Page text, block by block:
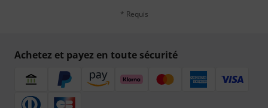
* Requis
Achetez et payez en toute sécurité